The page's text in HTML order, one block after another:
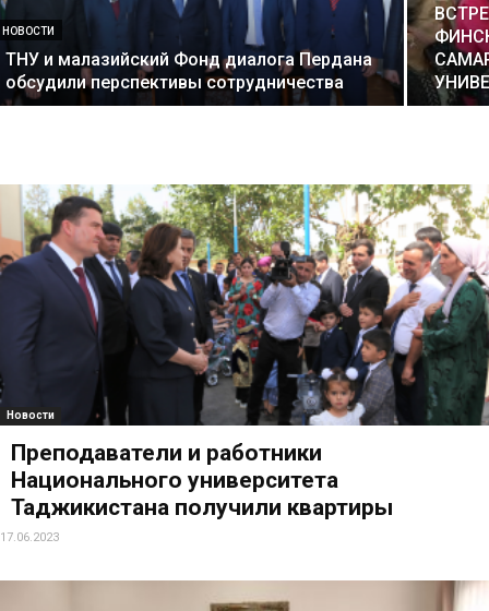
НОВОСТИ
ТНУ и малазийский Фонд диалога Пердана
обсудили перспективы сотрудничества
Новости
Преподаватели и работники
Национального университета
Таджикистана получили квартиры
17.06.2023